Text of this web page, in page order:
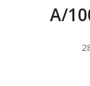
A/